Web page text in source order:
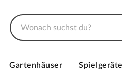
Gartenhäuser Spielgeräte